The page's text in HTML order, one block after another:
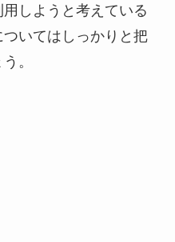
しようと考えている
いてはしっかりと把
。